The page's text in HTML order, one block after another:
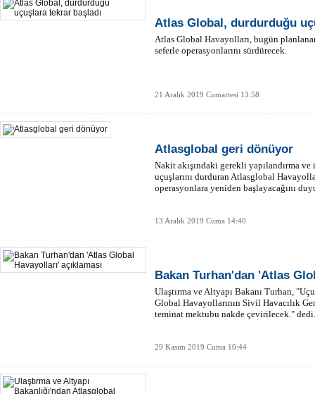
Atlas Global, durdurduğu
Atlas Global Havayolları, bugün
seferle operasyonlarını sürdürecek.
21 Aralık 2019 Cumartesi 13:58
Atlasglobal geri dönüyor
Nakit akışındaki gerekli yapılandırma
uçuşlarını durduran Atlasglobal
operasyonlara yeniden başlayacağını
13 Aralık 2019 Cuma 14:40
Bakan Turhan'dan 'Atlas
Ulaştırma ve Altyapı Bakanı Turhan,
Global Havayollarının Sivil Havacılık
teminat mektubu nakde çevirilecek." dedi.
29 Kasım 2019 Cuma 10:44